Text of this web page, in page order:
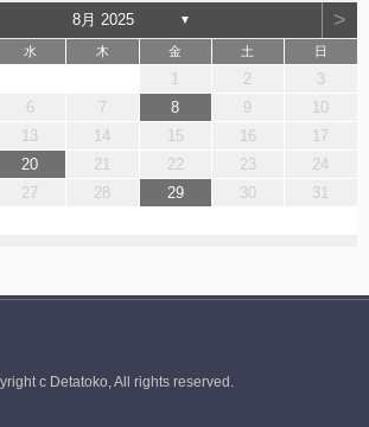
8月 2025 ▼ >
水 木 金 土 日
1 2
3
6 7 8 9
10
13 14 15 16
17
20 21 22 23
24
27 28 29 30 31
c Detatoko, All rights reserved.